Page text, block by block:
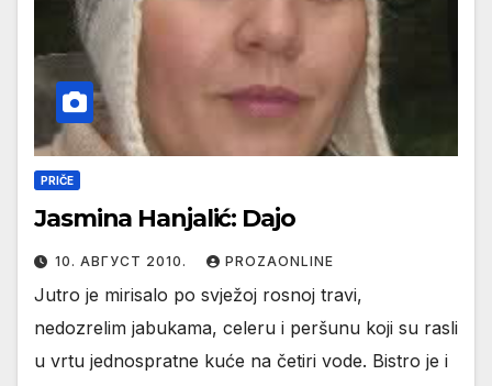
PRIČE
Jasmina Hanjalić: Dajo
10. АВГУСТ 2010. PROZAONLINE
Jutro je mirisalo po svježoj rosnoj travi,
nedozrelim jabukama, celeru i peršunu koji su rasli
u vrtu jednospratne kuće na četiri vode. Bistro je i